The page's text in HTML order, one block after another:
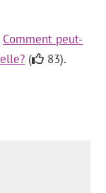
Comment peut-
( 83).